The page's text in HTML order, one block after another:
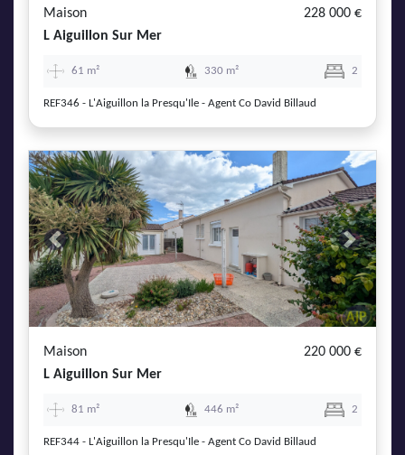
Maison
228 000 €
L Aiguillon Sur Mer
61 m² 330 m² 2
REF346 - L'Aiguillon la Presqu'Ile - Agent Co David Billaud
Previous Next
Maison
220 000 €
L Aiguillon Sur Mer
81 m² 446 m² 2
REF344 - L'Aiguillon la Presqu'Ile - Agent Co David Billaud